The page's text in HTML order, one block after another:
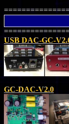
USB DAC-GC-
GC-DAC-V2.0